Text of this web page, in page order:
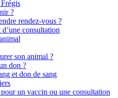
?
rendez-vous ?
consultation
son animal ?
don ?
et don de sang
un vaccin ou une consultation